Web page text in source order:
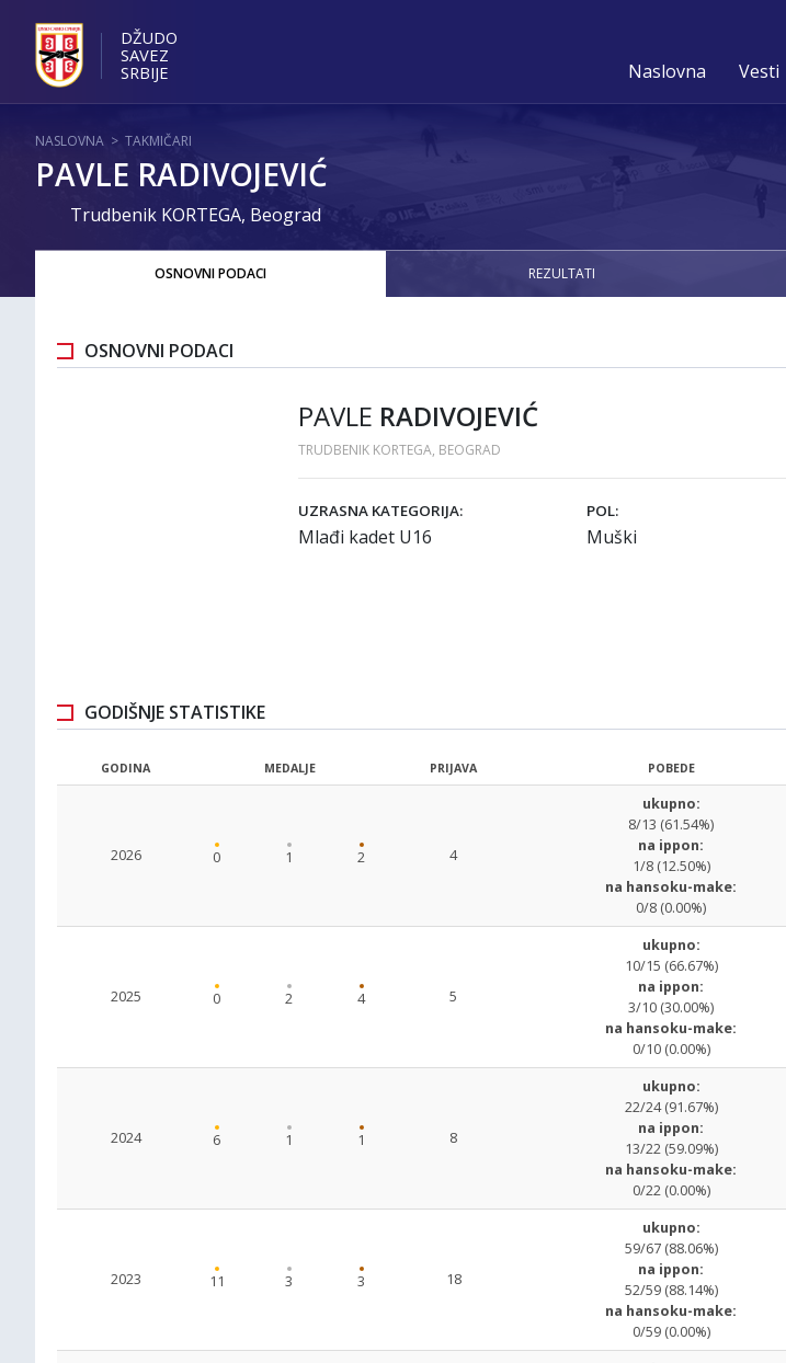
DŽUDO
SAVEZ
SRBIJE
Naslovna Vesti
NASLOVNA > TAKMIČARI
PAVLE RADIVOJEVIĆ
Trudbenik KORTEGA, Beograd
OSNOVNI PODACI REZULTATI
OSNOVNI PODACI
PAVLE RADIVOJEVIĆ
TRUDBENIK KORTEGA, BEOGRAD
UZRASNA KATEGORIJA:
Mlađi kadet U16
POL:
Muški
GODIŠNJE STATISTIKE
GODINA MEDALJE PRIJAVA POBEDE
2026 0 1 2 4
ukupno:
8/13 (61.54%)
na ippon:
1/8 (12.50%)
na hansoku-make:
0/8 (0.00%)
2025 0 2 4 5
ukupno:
10/15 (66.67%)
na ippon:
3/10 (30.00%)
na hansoku-make:
0/10 (0.00%)
2024 6 1 1 8
ukupno:
22/24 (91.67%)
na ippon:
13/22 (59.09%)
na hansoku-make:
0/22 (0.00%)
2023 11 3 3 18
ukupno:
59/67 (88.06%)
na ippon:
52/59 (88.14%)
na hansoku-make:
0/59 (0.00%)